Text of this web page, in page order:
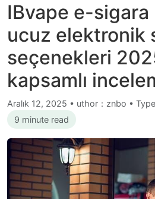
IBvape e-
ucuz elektronik
seçenekleri
kapsamlı
Aralık 12, 2025 • uthor：znbo •
9 minute read